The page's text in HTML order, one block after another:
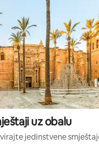
uz obalu
jedinstvene